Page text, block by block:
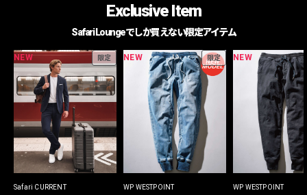
Exclusive Item
Safari Loungeでしか買えない限定アイテム
NEW 限定
Safari CURRENT
NEW 限定
WP WESTPOINT
NEW
WP WESTPOINT